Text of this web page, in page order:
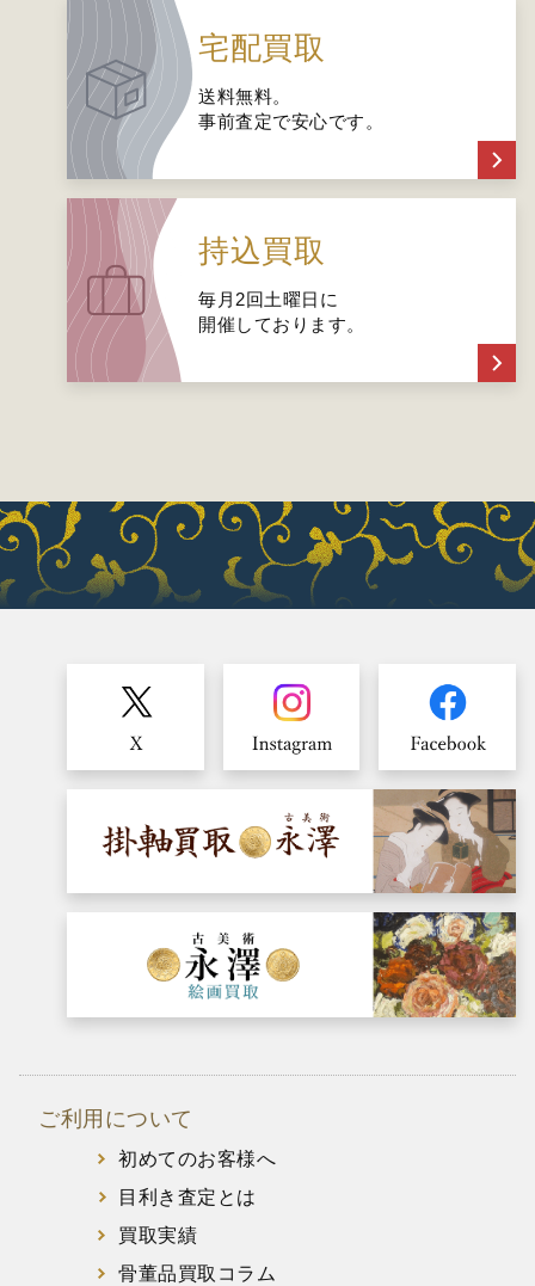
宅配買取
送料無料。
事前査定で安心です。
持込買取
毎月2回土曜日に
開催しております。
ご利用について
初めてのお客様へ
目利き査定とは
買取実績
骨董品買取コラム